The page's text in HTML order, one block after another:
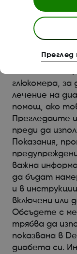
което може
стойности на
очаквания,
глюкомера, за
лечение на
помощ, ако
Прегледайте
преди да
Показания,
важна
да бъдат
и в
включени или
Обсъдете с
трябва да
показвана в
диабета си.
Преглед